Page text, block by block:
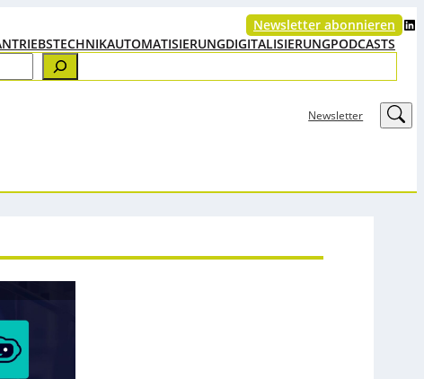
Newsletter abonnieren LinkedIn
AUTOMATISIERUNGDIGITALISIERUNGPODCASTS
Newsletter LinkedIn